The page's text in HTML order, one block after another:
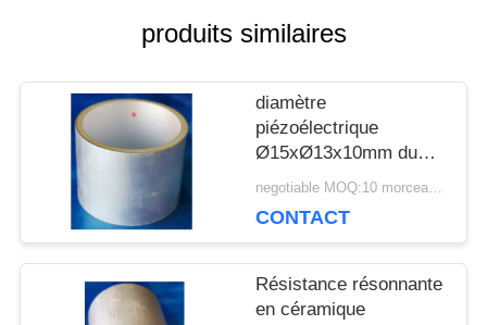
CITATION
PLAN
PRIVACY
produits similaires
diamètre
piézoélectrique
Ø15xØ13x10mm du
tube 65KHz pour
ultrasonique
negotiable MOQ:10 morceaux/morceaux
CONTACT
Résistance résonnante
en céramique